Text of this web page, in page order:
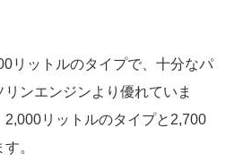
リットルのタイプで、十分なパ
ンエンジンより優れていま
リットルのタイプと2,700
。